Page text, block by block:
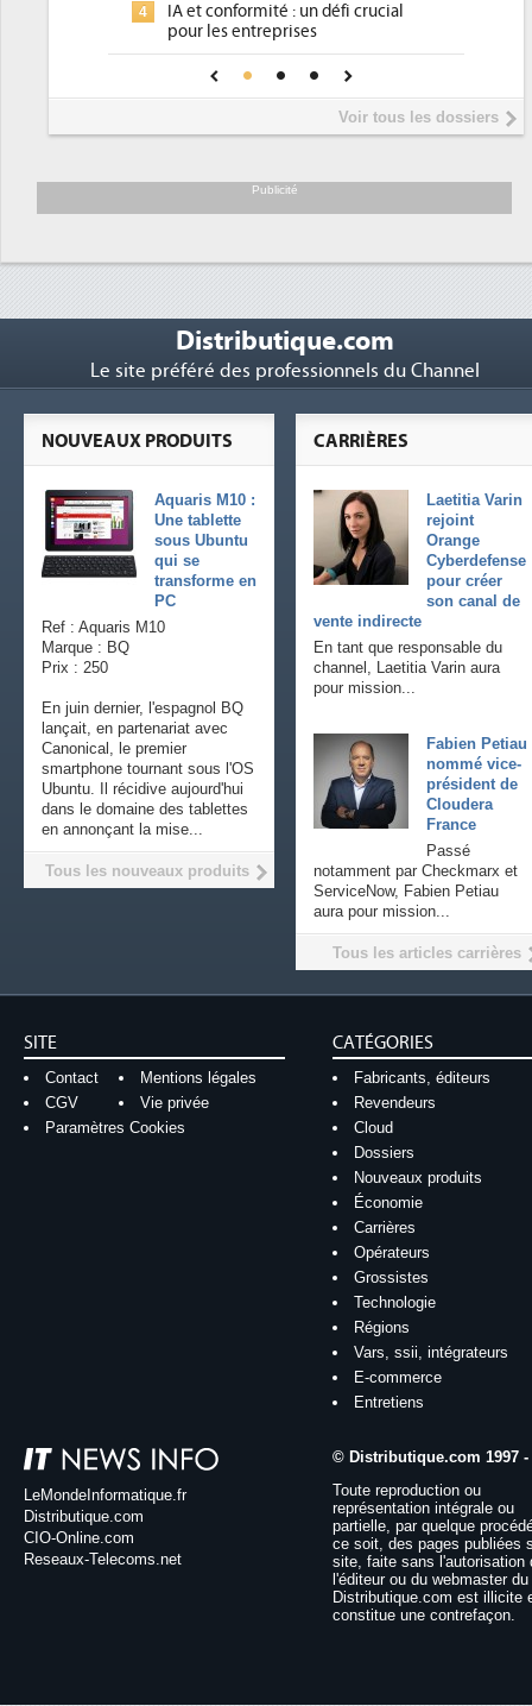
IA et conformité : un défi crucial
pour les entreprises
Une IA de confiance pour une IA
plus sûre ?
Voir tous les dossiers
Publicité
Distributique.com
Le site préféré des professionnels du Channel
CARRIÈRES
Laetitia Varin
rejoint
Orange
Cyberdefense
pour créer
son canal de
vente indirecte
En tant que responsable du
channel, Laetitia Varin aura
pour mission...
Fabien Petiau
nommé vice-
président de
Cloudera
France
Passé
notamment par Checkmarx et
ServiceNow, Fabien Petiau
aura pour mission...
Tous les articles carrières
NOUVEAUX PRODUITS
Aquaris M10 :
Une tablette
sous Ubuntu
qui se
transforme en
PC
Ref : Aquaris M10
Marque : BQ
Prix : 250
En juin dernier, l'espagnol BQ
lançait, en partenariat avec
Canonical, le premier
smartphone tournant sous l'OS
Ubuntu. Il récidive aujourd'hui
dans le domaine des tablettes
en annonçant la mise...
Tous les nouveaux produits
SITE
Contact
Mentions légales
CGV
Vie privée
Paramètres Cookies
CATÉGORIES
Fabricants, éditeurs
Revendeurs
Cloud
Dossiers
Nouveaux produits
Économie
Carrières
Opérateurs
Grossistes
Technologie
Régions
Vars, ssii, intégrateurs
E-commerce
Entretiens
LeMondeInformatique.fr
Distributique.com
CIO-Online.com
Reseaux-Telecoms.net
© Distributique.com 1997 -
Toute reproduction ou
représentation intégrale ou
partielle, par quelque
ce soit, des pages publiées
site, faite sans l'autorisation
l'éditeur ou du webmaster
Distributique.com est illicite
constitue une contrefaçon.